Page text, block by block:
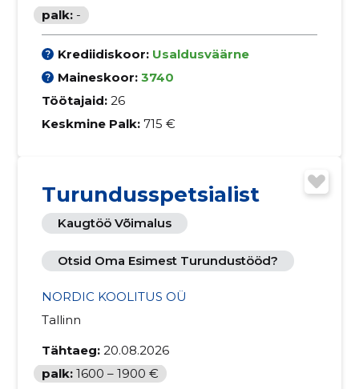
palk: -
Krediidiskoor: Usaldusväärne
Maineskoor: 3740
Töötajaid: 26
Keskmine Palk: 715 €
Turundusspetsialist
Kaugtöö Võimalus
Otsid Oma Esimest Turundustööd?
NORDIC KOOLITUS OÜ
Tallinn
Tähtaeg: 20.08.2026
palk: 1600 – 1900 €